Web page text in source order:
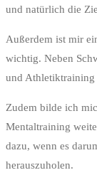
und natürlich die
Außerdem ist mir
wichtig. Neben
und Athletiktraining
Zudem bilde ich
Mentaltraining
dazu, wenn es
herauszuholen.